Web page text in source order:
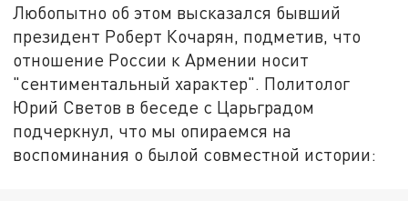
Любопытно об этом высказался бывший
президент Роберт Кочарян, подметив, что
отношение России к Армении носит
"сентиментальный характер". Политолог
Юрий Светов в беседе с Царьградом
подчеркнул, что мы опираемся на
воспоминания о былой совместной истории: